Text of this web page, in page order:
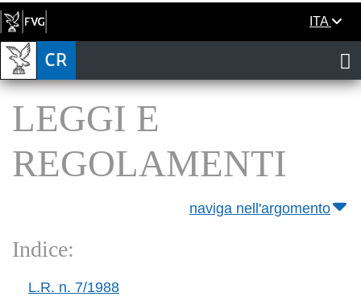
ITA
LEGGI E
REGOLAMENTI
naviga nell'argomento
Indice:
L.R. n. 7/1988